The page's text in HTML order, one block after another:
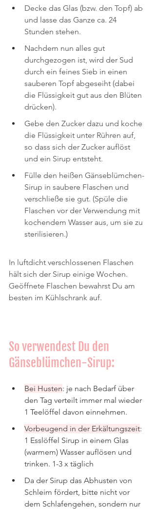
Decke das Glas (bzw. den Topf) ab
und lasse das Ganze ca. 24
Stunden stehen.
Nachdem nun alles gut
durchgezogen ist, wird der Sud
durch ein feines Sieb in einen
sauberen Topf abgeseiht (dabei
die Flüssigkeit gut aus den Blüten
drücken).
Gebe den Zucker dazu und koche
die Flüssigkeit unter Rühren auf,
so dass sich der Zucker auflöst
und ein Sirup entsteht.
Fülle den heißen Gänseblümchen-
Sirup in saubere Flaschen und
verschließe sie gut. (Spüle die
Flaschen vor der Verwendung mit
kochendem Wasser aus, um sie zu
sterilisieren.)
In luftdicht verschlossenen Flaschen
hält sich der Sirup einige Wochen.
Geöffnete Flaschen bewahrst Du am
besten im Kühlschrank auf.
So verwendest Du den
Gänseblümchen-Sirup:
Bei Husten: je nach Bedarf über
den Tag verteilt immer mal wieder
1 Teelöffel davon einnehmen.
Vorbeugend in der Erkältungszeit:
1 Esslöffel Sirup in einem Glas
(warmem) Wasser auflösen und
trinken. 1-3 x täglich
Da der Sirup das Abhusten von
Schleim fördert, bitte nicht vor
dem Schlafengehen, sondern nur